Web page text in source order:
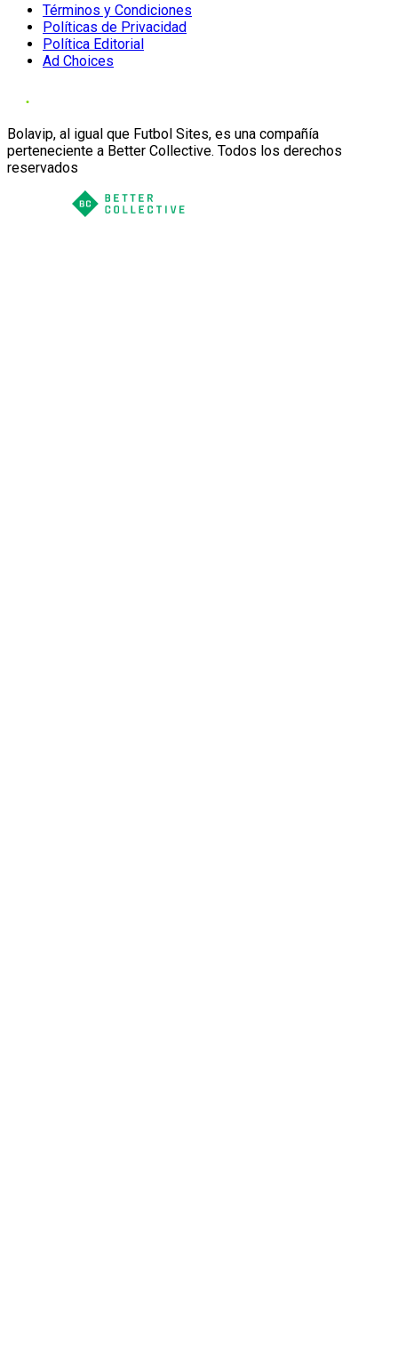
Términos y Condiciones
Políticas de Privacidad
Política Editorial
Ad Choices
Bolavip, al igual que Futbol Sites, es una compañía
perteneciente a Better Collective. Todos los derechos
reservados